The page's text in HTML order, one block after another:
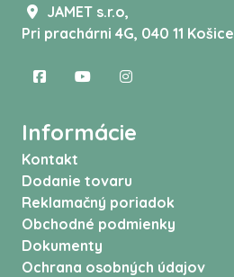
JAMET s.r.o,
Pri prachárni 4G, 040 11 Košice
Informácie
Kontakt
Dodanie tovaru
Reklamačný poriadok
Obchodné podmienky
Dokumenty
Ochrana osobných údajov